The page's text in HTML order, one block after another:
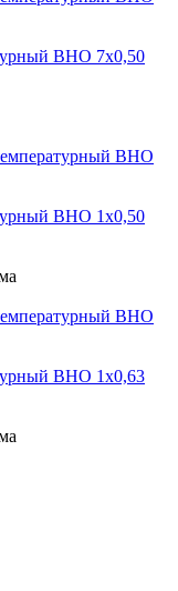
ВНО 7х0,50
ВНО 1х0,50
ВНО 1х0,63